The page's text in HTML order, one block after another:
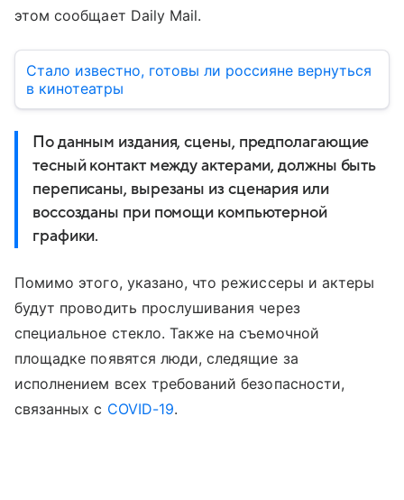
этом сообщает Daily Mail.
Стало известно, готовы ли россияне вернуться
в кинотеатры
По данным издания, сцены, предполагающие
тесный контакт между актерами, должны быть
переписаны, вырезаны из сценария или
воссозданы при помощи компьютерной
графики.
Помимо этого, указано, что режиссеры и актеры
будут проводить прослушивания через
специальное стекло. Также на съемочной
площадке появятся люди, следящие за
исполнением всех требований безопасности,
связанных с COVID-19.